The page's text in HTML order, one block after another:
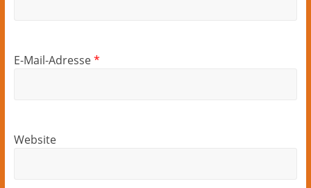
E-Mail-Adresse*
Website